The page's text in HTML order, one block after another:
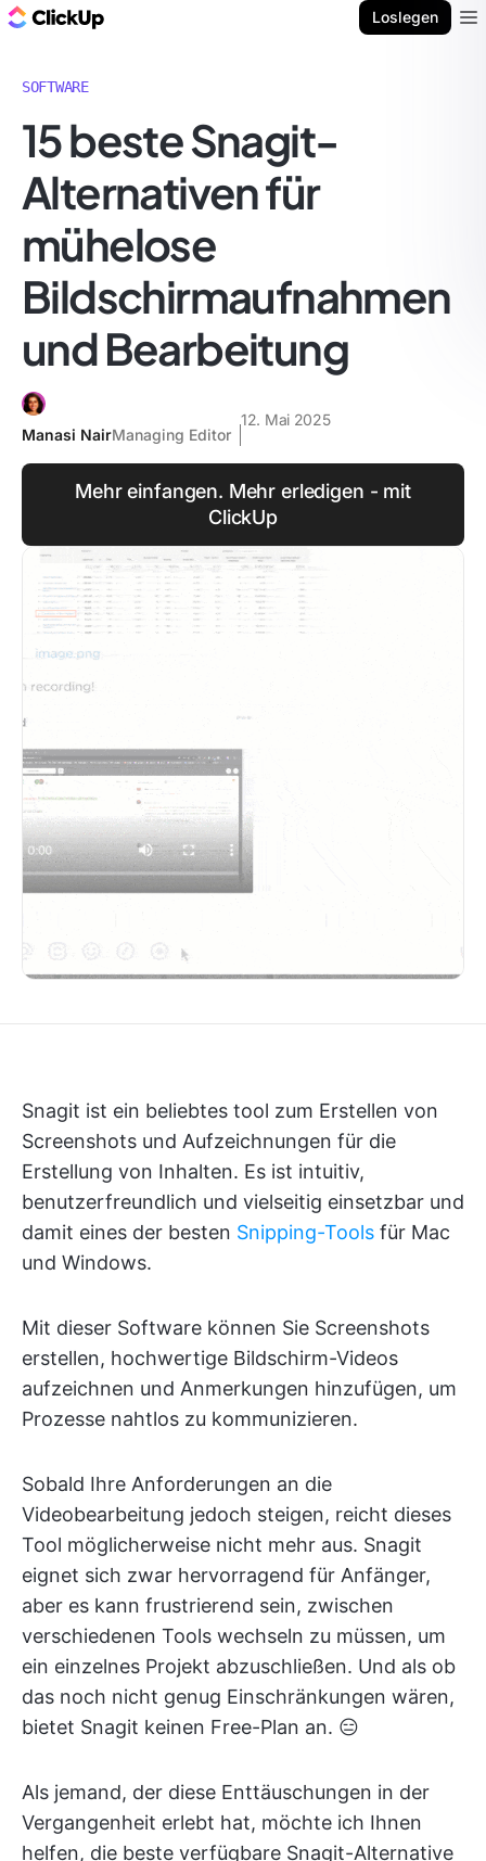
Loslegen
SOFTWARE
15 beste Snagit-
Alternativen für
mühelose
Bildschirmaufnahmen
und Bearbeitung
Manasi NairManaging Editor
12. Mai 2025
Mehr einfangen. Mehr erledigen - mit
ClickUp
Snagit ist ein beliebtes tool zum Erstellen von
Screenshots und Aufzeichnungen für die
Erstellung von Inhalten. Es ist intuitiv,
benutzerfreundlich und vielseitig einsetzbar und
damit eines der besten Snipping-Tools für Mac
und Windows.
Mit dieser Software können Sie Screenshots
erstellen, hochwertige Bildschirm-Videos
aufzeichnen und Anmerkungen hinzufügen, um
Prozesse nahtlos zu kommunizieren.
Sobald Ihre Anforderungen an die
Videobearbeitung jedoch steigen, reicht dieses
Tool möglicherweise nicht mehr aus. Snagit
eignet sich zwar hervorragend für Anfänger,
aber es kann frustrierend sein, zwischen
verschiedenen Tools wechseln zu müssen, um
ein einzelnes Projekt abzuschließen. Und als ob
das noch nicht genug Einschränkungen wären,
bietet Snagit keinen Free-Plan an. 😑
Als jemand, der diese Enttäuschungen in der
Vergangenheit erlebt hat, möchte ich Ihnen
helfen, die beste verfügbare Snagit-Alternative